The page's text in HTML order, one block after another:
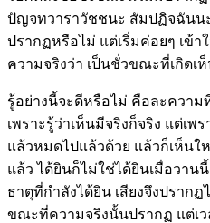
ปัญจทวาราวัชชนะ สัมปฏิจฉันน
ปรากฏหรือไม่ แต่เริ่มค่อยๆ เข้า
ความจริงว่า เป็นชั่วขณะที่เกิดเห็
รู้อย่างนี้จะดีหรือไม่ คือละความ
เพราะรู้ว่าเห็นมีจริงก็จริง แต่เพ
แล้วหมดไปแล้วด้วย แล้วก็เห็น
แล้ว ได้ยินก็ไม่ใช่ได้ยินเมื่อวาน
ธาตุที่กำลังได้ยิน เสียงจึงปรากฏ
ขณะที่ความจริงนั้นปรากฏ แต่เว